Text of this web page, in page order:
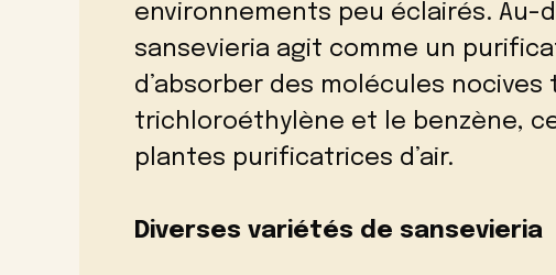
environnements peu éclairés.
sansevieria agit comme un
d’absorber des molécules
trichloroéthylène et le benzène,
plantes purificatrices d’air.
Diverses variétés de sansevieria